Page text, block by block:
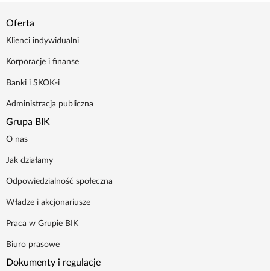
Oferta
Klienci indywidualni
Korporacje i finanse
Banki i SKOK-i
Administracja publiczna
Grupa BIK
O nas
Jak działamy
Odpowiedzialność społeczna
Władze i akcjonariusze
Praca w Grupie BIK
Biuro prasowe
Dokumenty i regulacje